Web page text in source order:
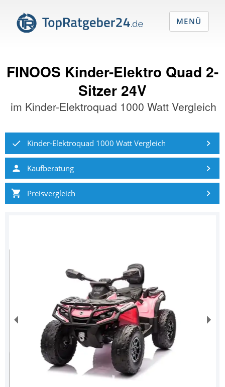
FINOOS Kinder-Elektro Quad 2-
Sitzer 24V
im Kinder-Elektroquad 1000 Watt Vergleich
Kinder-Elektroquad 1000 Watt Vergleich
Kaufberatung
Preisvergleich
MENÜ